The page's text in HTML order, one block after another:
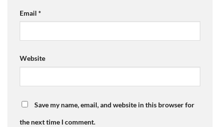
Email *
Website
Save my name, email, and website in this browser for
the next time I comment.